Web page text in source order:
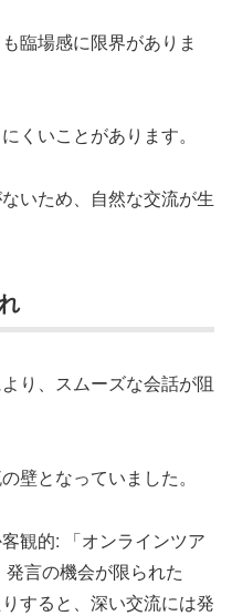
臨場感に限界がありま
くいことがあります。
いため、自然な交流が生
り、スムーズな会話が阻
壁となっていました。
観的: 「オンラインツア
言の機会が限られた
すると、深い交流には発